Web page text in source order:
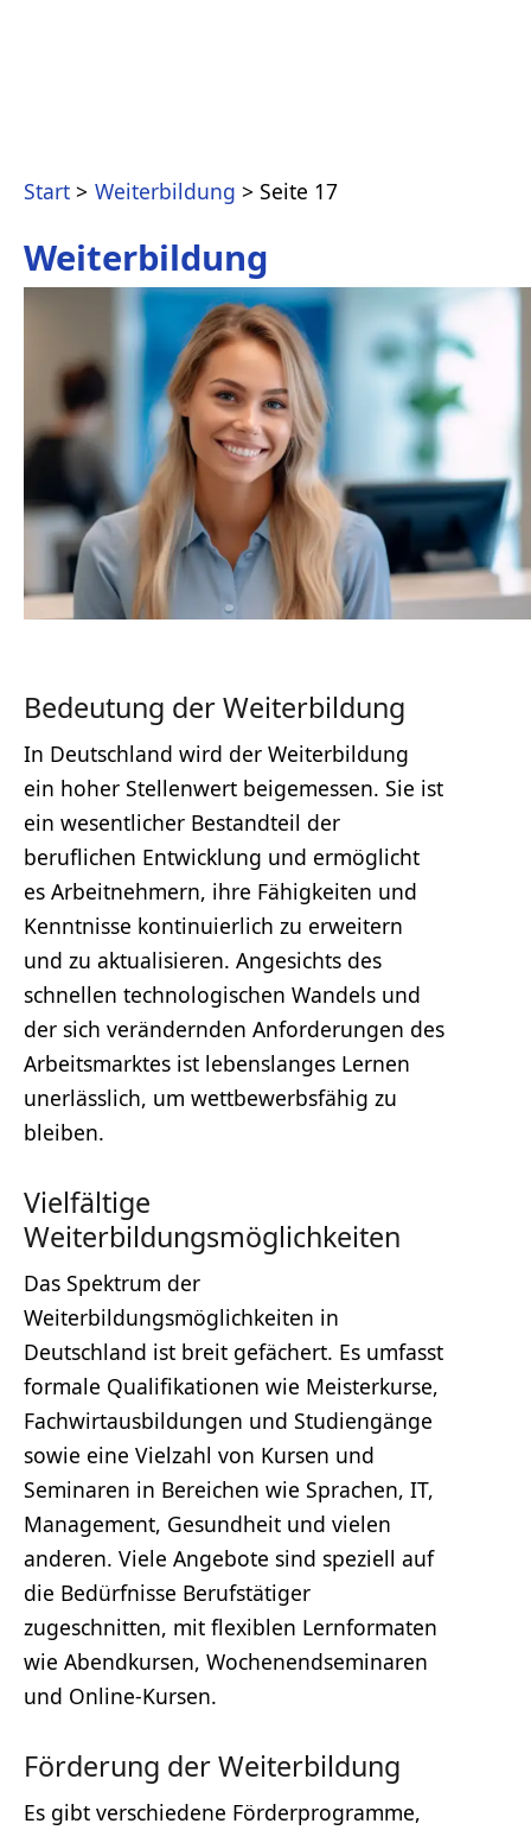
Start Weiterbildung Seite 17
Weiterbildung
Bedeutung der Weiterbildung
In Deutschland wird der Weiterbildung
ein hoher Stellenwert beigemessen. Sie ist
ein wesentlicher Bestandteil der
beruflichen Entwicklung und ermöglicht
es Arbeitnehmern, ihre Fähigkeiten und
Kenntnisse kontinuierlich zu erweitern
und zu aktualisieren. Angesichts des
schnellen technologischen Wandels und
der sich verändernden Anforderungen des
Arbeitsmarktes ist lebenslanges Lernen
unerlässlich, um wettbewerbsfähig zu
bleiben.
Vielfältige
Weiterbildungsmöglichkeiten
Das Spektrum der
Weiterbildungsmöglichkeiten in
Deutschland ist breit gefächert. Es umfasst
formale Qualifikationen wie Meisterkurse,
Fachwirtausbildungen und Studiengänge
sowie eine Vielzahl von Kursen und
Seminaren in Bereichen wie Sprachen, IT,
Management, Gesundheit und vielen
anderen. Viele Angebote sind speziell auf
die Bedürfnisse Berufstätiger
zugeschnitten, mit flexiblen Lernformaten
wie Abendkursen, Wochenendseminaren
und Online-Kursen.
Förderung der Weiterbildung
Es gibt verschiedene Förderprogramme,